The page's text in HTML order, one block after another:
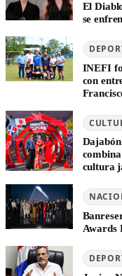
El
se
INEFI
con
cultura
Awards